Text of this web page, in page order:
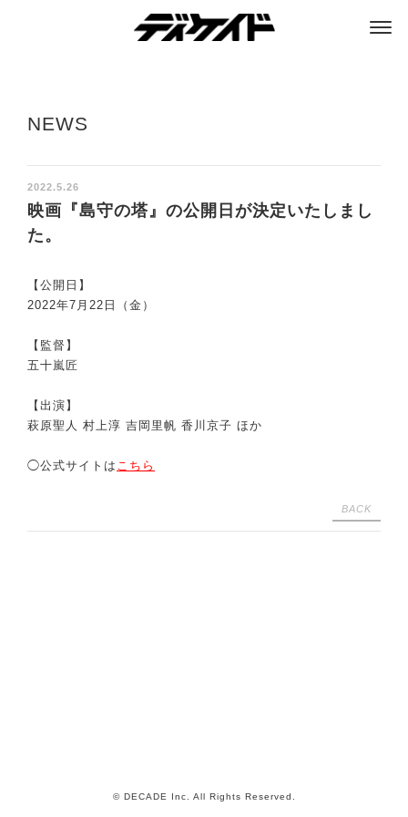
NEWS
2022.5.26
映画『島守の塔』の公開日が決定いたしまし
た。
【公開日】
2022年7月22日（金）
【監督】
五十嵐匠
【出演】
萩原聖人 村上淳 吉岡里帆 香川京子 ほか
◯公式サイトは こちら
BACK
© DECADE Inc. All Rights Reserved.